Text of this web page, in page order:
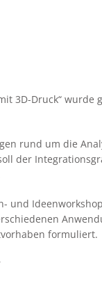
3D-Druck“
rund um die
der
und
formuliert.